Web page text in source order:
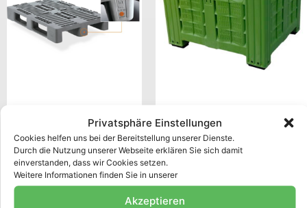
Privatsphäre Einstellungen
Cookies helfen uns bei der Bereitstellung unserer Dienste.
Durch die Nutzung unserer Webseite erklären Sie sich damit
einverstanden, dass wir Cookies setzen.
Weitere Informationen finden Sie in unserer
Akzeptieren
Kunststoffpalette
mit GS1-Logo
45,00€ zzgl. MwSt
exkl. 19 % MwSt.
123,70€–
exkl. MwSt.